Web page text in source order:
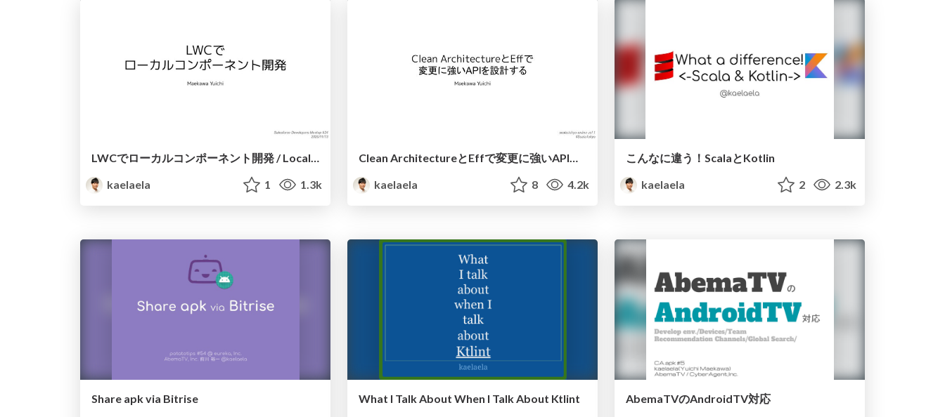
kaelaela
1 1.3k
kaelaela
8 4.2k
こんなに違う！ScalaとKotlin
kaelaela
2 2.3k
Share apk via Bitrise
What I Talk About When I Talk About Ktlint
AbemaTVのAndroidTV対応